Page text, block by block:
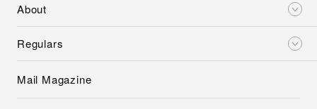
About
Regulars
Mail Magazine